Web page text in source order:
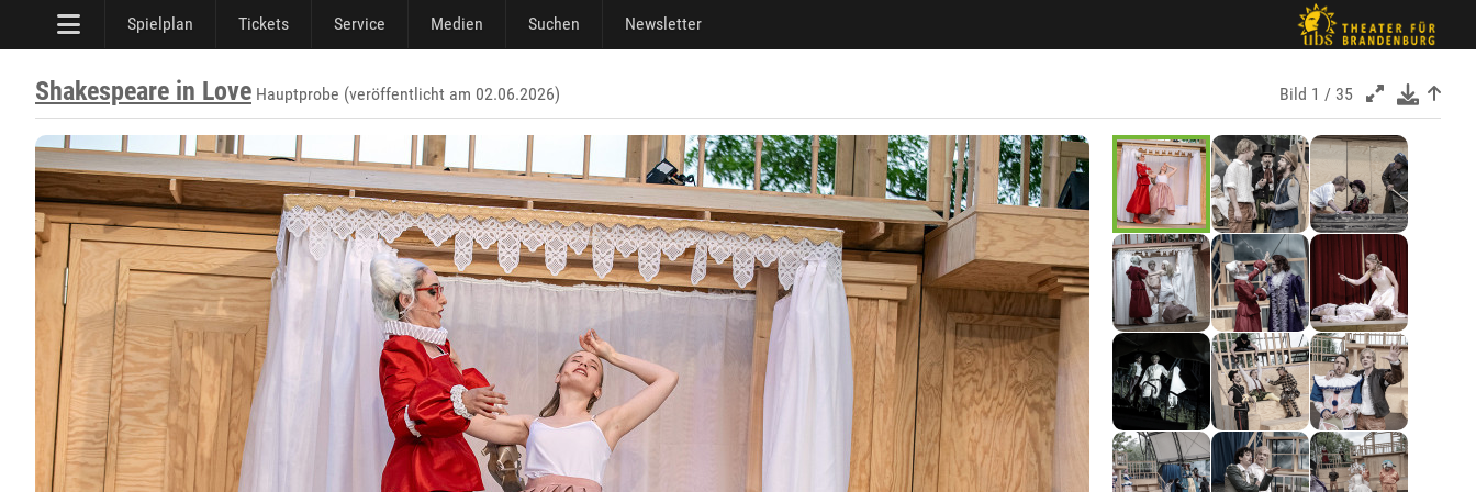
Spielplan Tickets Service Medien Suchen Newsletter
Shakespeare in Love Hauptprobe (veröffentlicht am 02.06.2026) Bild 1 / 35